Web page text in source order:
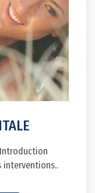
interventions..